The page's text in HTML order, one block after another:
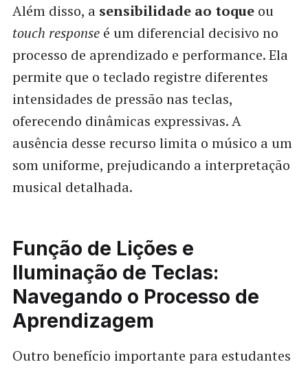
Além disso, a sensibilidade ao toqueou
touch responseé um diferencial decisivo no
processo de aprendizado e performance. Ela
permite que o teclado registre diferentes
intensidades de pressão nas teclas,
oferecendo dinâmicas expressivas. A
ausência desse recurso limita o músico a um
som uniforme, prejudicando a interpretação
musical detalhada.
Função de Lições e
Iluminação de Teclas:
Navegando o Processo de
Aprendizagem
Outro benefício importante para estudantes